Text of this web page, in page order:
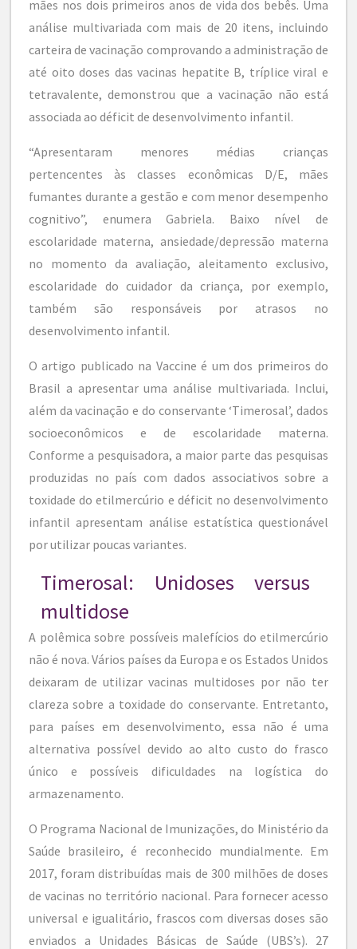
mães nos dois primeiros anos de vida dos bebês. Uma
análise multivariada com mais de 20 itens, incluindo
carteira de vacinação comprovando a administração de
até oito doses das vacinas hepatite B, tríplice viral e
tetravalente, demonstrou que a vacinação não está
associada ao déficit de desenvolvimento infantil.
“Apresentaram menores médias crianças
pertencentes às classes econômicas D/E, mães
fumantes durante a gestão e com menor desempenho
cognitivo”, enumera Gabriela. Baixo nível de
escolaridade materna, ansiedade/depressão materna
no momento da avaliação, aleitamento exclusivo,
escolaridade do cuidador da criança, por exemplo,
também são responsáveis por atrasos no
desenvolvimento infantil.
O artigo publicado na Vaccine é um dos primeiros do
Brasil a apresentar uma análise multivariada. Inclui,
além da vacinação e do conservante ‘Timerosal’, dados
socioeconômicos e de escolaridade materna.
Conforme a pesquisadora, a maior parte das pesquisas
produzidas no país com dados associativos sobre a
toxidade do etilmercúrio e déficit no desenvolvimento
infantil apresentam análise estatística questionável
por utilizar poucas variantes.
Timerosal: Unidoses versus
multidose
A polêmica sobre possíveis malefícios do etilmercúrio
não é nova. Vários países da Europa e os Estados Unidos
deixaram de utilizar vacinas multidoses por não ter
clareza sobre a toxidade do conservante. Entretanto,
para países em desenvolvimento, essa não é uma
alternativa possível devido ao alto custo do frasco
único e possíveis dificuldades na logística do
armazenamento.
O Programa Nacional de Imunizações, do Ministério da
Saúde brasileiro, é reconhecido mundialmente. Em
2017, foram distribuídas mais de 300 milhões de doses
de vacinas no território nacional. Para fornecer acesso
universal e igualitário, frascos com diversas doses são
enviados a Unidades Básicas de Saúde (UBS’s). 27